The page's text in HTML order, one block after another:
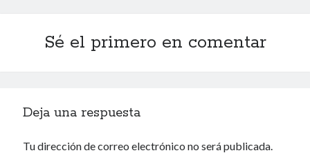
Blue Jay Way
El Forat
Sé el primero en comentar
Deja una respuesta
Tu dirección de correo electrónico no será publicada.